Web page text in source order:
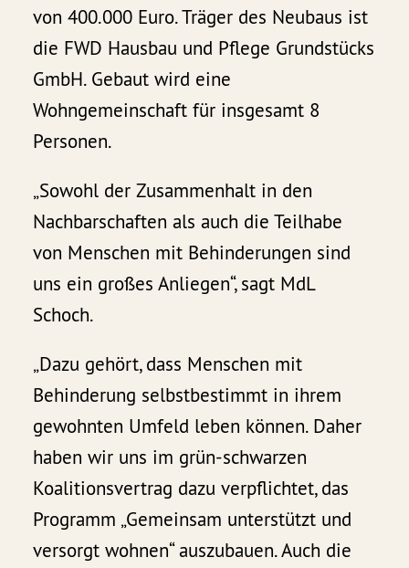
von 400.000 Euro. Träger des Neubaus ist
die FWD Hausbau und Pflege Grundstücks
GmbH. Gebaut wird eine
Wohngemeinschaft für insgesamt 8
Personen.
„Sowohl der Zusammenhalt in den
Nachbarschaften als auch die Teilhabe
von Menschen mit Behinderungen sind
uns ein großes Anliegen“, sagt MdL
Schoch.
„Dazu gehört, dass Menschen mit
Behinderung selbstbestimmt in ihrem
gewohnten Umfeld leben können. Daher
haben wir uns im grün-schwarzen
Koalitionsvertrag dazu verpflichtet, das
Programm „Gemeinsam unterstützt und
versorgt wohnen“ auszubauen. Auch die